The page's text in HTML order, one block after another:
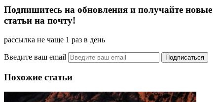
Подпишитесь на обновления и получайте новые
статьи на почту!
рассылка не чаще 1 раз в день
Введите ваш email
Похожие статьи